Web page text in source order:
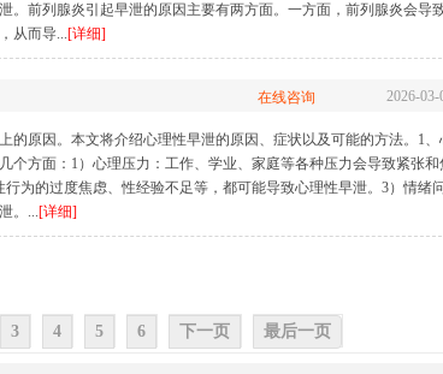
。前列腺炎引起早泄的原因主要有两方面。一方面，前列腺炎会导
从而导...[详细]
在线咨询 2026-03-
的原因。本文将介绍心理性早泄的原因、症状以及可能的方法。1、
个方面：1）心理压力：工作、学业、家庭等各种压力会导致紧张和
为的过度焦虑、性经验不足等，都可能导致心理性早泄。3）情绪问
。...[详细]
3 4 5 6 下一页 最后一页